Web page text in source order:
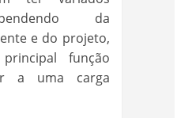
da
e do projeto,
função
a uma carga